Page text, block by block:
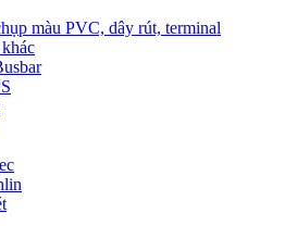
màu PVC, dây rút, terminal